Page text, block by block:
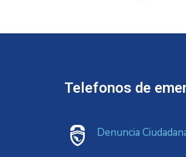
Telefonos de
Denuncia